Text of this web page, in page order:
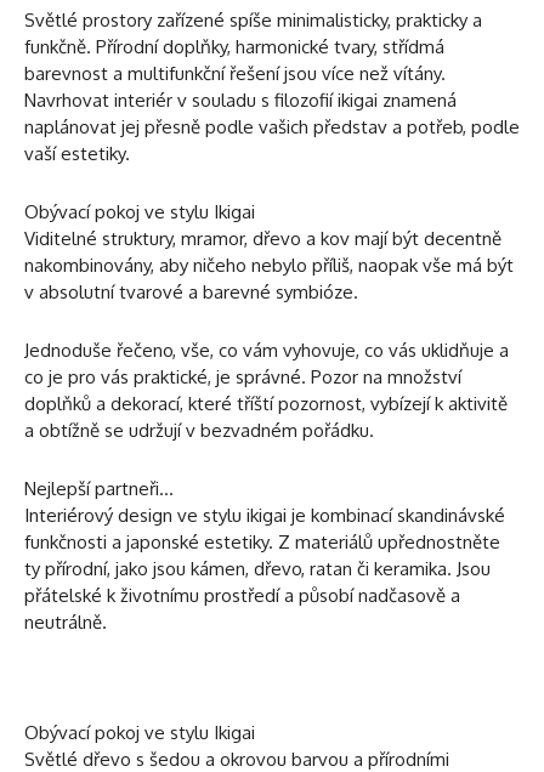
Světlé prostory zařízené spíše minimalisticky, prakticky a
funkčně. Přírodní doplňky, harmonické tvary, střídmá
barevnost a multifunkční řešení jsou více než vítány.
Navrhovat interiér v souladu s filozofií ikigai znamená
naplánovat jej přesně podle vašich představ a potřeb, podle
vaší estetiky.
Obývací pokoj ve stylu Ikigai
Viditelné struktury, mramor, dřevo a kov mají být decentně
nakombinovány, aby ničeho nebylo příliš, naopak vše má být
v absolutní tvarové a barevné symbióze.
Jednoduše řečeno, vše, co vám vyhovuje, co vás uklidňuje a
co je pro vás praktické, je správné. Pozor na množství
doplňků a dekorací, které tříští pozornost, vybízejí k aktivitě
a obtížně se udržují v bezvadném pořádku.
Nejlepší partneři…
Interiérový design ve stylu ikigai je kombinací skandinávské
funkčnosti a japonské estetiky. Z materiálů upřednostněte
ty přírodní, jako jsou kámen, dřevo, ratan či keramika. Jsou
přátelské k životnímu prostředí a působí nadčasově a
neutrálně.
Obývací pokoj ve stylu Ikigai
Světlé dřevo s šedou a okrovou barvou a přírodními